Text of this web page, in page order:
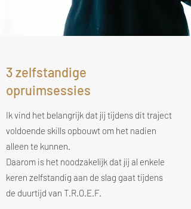
3 zelfstandige
opruimsessies
Ik vind het belangrijk dat jij tijdens dit traject
voldoende skills opbouwt om het nadien
alleen te kunnen.
Daarom is het noodzakelijk dat jij al enkele
keren zelfstandig aan de slag gaat tijdens
de duurtijd van T.R.O.E.F.